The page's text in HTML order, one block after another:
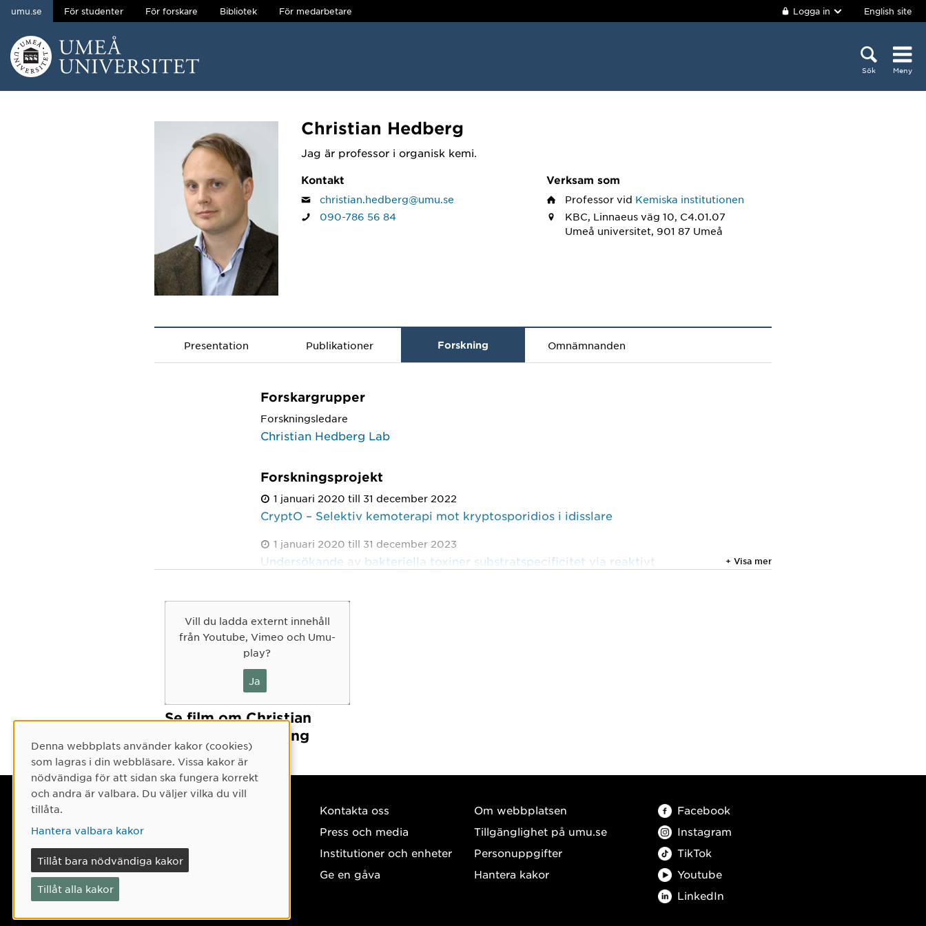
Hoppa direkt till innehållet
umu.se För studenter För forskare Bibliotek För medarbetare Logga in English site
Sök Meny
Christian Hedberg
Jag är professor i organisk kemi.
Kontakt
christian.hedberg@umu.se
090-786 56 84
Verksam som
Professor vid Kemiska institutionen
KBC, Linnaeus väg 10, C4.01.07
Umeå universitet, 901 87 Umeå
Presentation Publikationer Forskning Omnämnanden
Forskargrupper
Forskningsledare
Christian Hedberg Lab
Forskningsprojekt
1 januari 2020 till 31 december 2022
CryptO – Selektiv kemoterapi mot kryptosporidios i idisslare
1 januari 2020 till 31 december 2023
Undersökande av bakteriella toxiner substratspecificitet via reaktivt
+ Visa mer
Vill du ladda externt innehåll
från Youtube, Vimeo och Umu-
play?
Ja
Se film om Christian
Hedbergs forskning
Tel: 090-786 50 00
Hitta till oss
Kontakta oss
Press och media
Institutioner och enheter
Ge en gåva
Om webbplatsen
Tillgänglighet på umu.se
Personuppgifter
Hantera kakor
Facebook
Instagram
TikTok
Youtube
LinkedIn
Cookie-samtycke
Denna webbplats använder kakor (cookies)
som lagras i din webbläsare. Vissa kakor är
nödvändiga för att sidan ska fungera korrekt
och andra är valbara. Du väljer vilka du vill
tillåta.
Hantera valbara kakor
Tillåt bara nödvändiga kakor
Tillåt alla kakor